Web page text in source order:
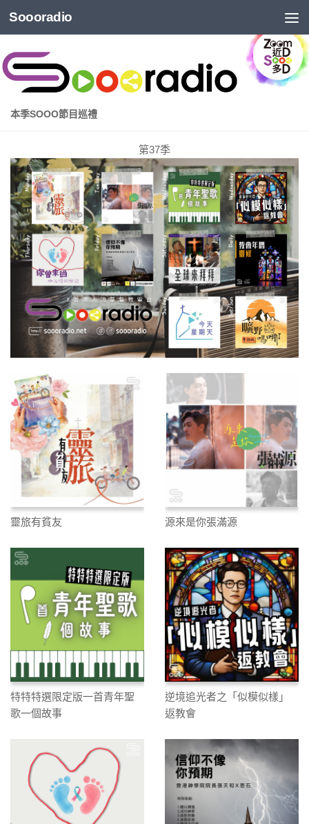
Soooradio
本季SOOO節目巡禮
第37季
靈旅有貧友 源來是你張滿源
特特特選限定版一首青年聖
歌一個故事
逆境追光者之「似模似樣」
返教會